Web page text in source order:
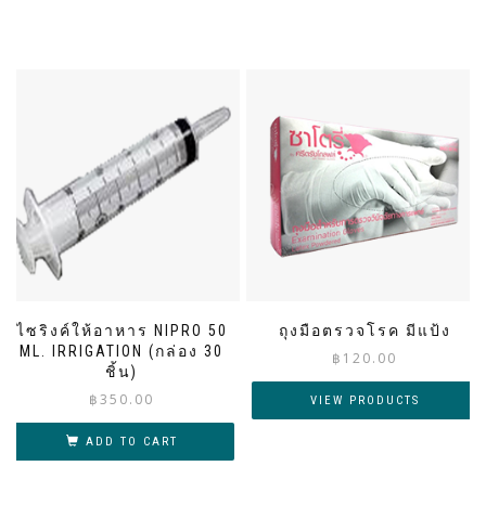
ไซริงค์ให้อาหาร NIPRO 50
ML. IRRIGATION (กล่อง 30
ชิ้น)
฿350.00
ADD TO CART
ถุงมือตรวจโรค มีแป้ง
฿ 120.00
VIEW PRODUCTS